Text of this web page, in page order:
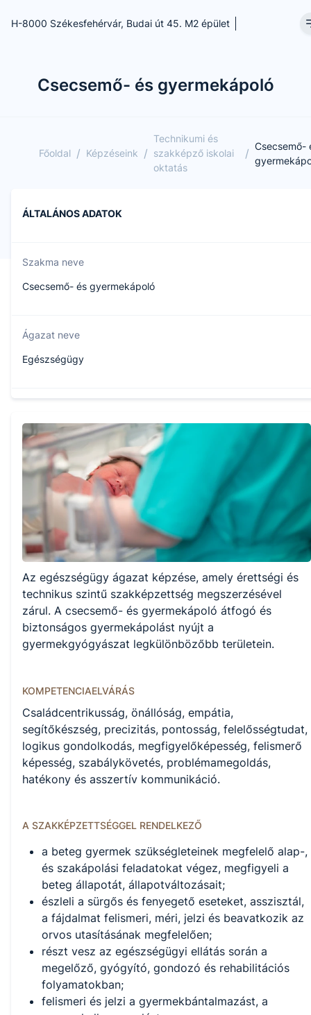
H-8000 Székesfehérvár, Budai út 45. M2 épület
Csecsemő- és gyermekápoló
Főoldal / Képzéseink /
Technikumi és
szakképző iskolai
oktatás
/
Csecsemő-
ÁLTALÁNOS ADATOK
Szakma neve
Csecsemő- és gyermekápoló
Ágazat neve
Egészségügy
509130313
Képzés időtartama
5 év
Választható szakmairányok:
Nem válaszható
KKK/PTT
KKK letöltése (pdf)
Okleveles technikusképzés
Nem
A képzést indító intézményeink
Székesfehérvári SZC Bugát Pál Technikum (igazgató: Szomor
Az egészségügy ágazat képzése, amely érettségi és
technikus szintű szakképzettség megszerzésével
zárul. A csecsemő- és gyermekápoló átfogó és
biztonságos gyermekápolást nyújt a
gyermekgyógyászat legkülönbözőbb területein.
KOMPETENCIAELVÁRÁS
Családcentrikusság, önállóság, empátia,
segítőkészség, precizitás, pontosság, felelősségtudat,
logikus gondolkodás, megfigyelőképesség, felismerő
képesség, szabálykövetés, problémamegoldás,
hatékony és asszertív kommunikáció.
A SZAKKÉPZETTSÉGGEL RENDELKEZŐ
a beteg gyermek szükségleteinek megfelelő alap-,
és szakápolási feladatokat végez, megfigyeli a
beteg állapotát, állapotváltozásait;
észleli a sürgős és fenyegető eseteket, asszisztál,
a fájdalmat felismeri, méri, jelzi és beavatkozik az
orvos utasításának megfelelően;
részt vesz az egészségügyi ellátás során a
megelőző, gyógyító, gondozó és rehabilitációs
folyamatokban;
felismeri és jelzi a gyermekbántalmazást, a